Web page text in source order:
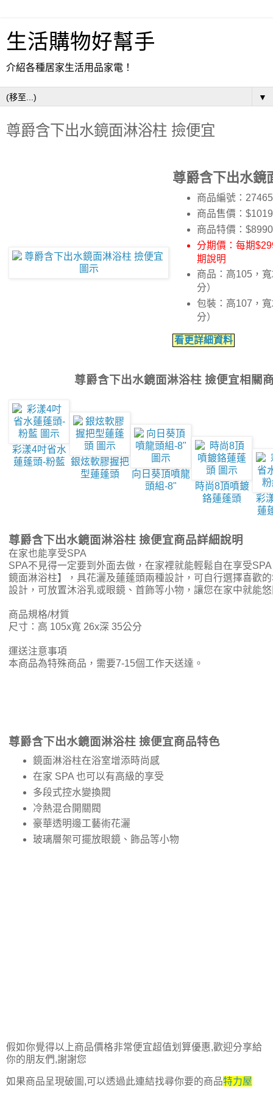
生活購物好幫手
介紹各種居家生活用品家電！
▼
尊爵含下出水鏡面淋浴柱 撿便宜
尊爵含下出水鏡
商品編號：
商品售價：
商品特價： $8990
分期價：每期
期說明
商品：高105，
分）
包裝：高107，
分）
看更詳細資料
尊爵含下出水鏡面淋浴柱 撿便宜相關
彩漾4吋省水
蓮蓬頭-粉藍 銀炫軟膠握把
型蓮蓬頭
向日葵頂噴龍
頭組-8"
時尚8頂噴鍍
鉻蓮蓬頭
彩
蓮
尊爵含下出水鏡面淋浴柱 撿便宜商品詳細說明
在家也能享受SPA
SPA不見得一定要到外面去做，在家裡就能輕鬆自在享受
鏡面淋浴柱】，具花灑及蓮蓬頭兩種設計，可自行選擇喜歡
設計，可放置沐浴乳或眼鏡、首飾等小物，讓您在家中就能
商品規格/材質
尺寸：高 105x寬 26x深 35公分
運送注意事項
本商品為特殊商品，需要7-15個工作天送達。
尊爵含下出水鏡面淋浴柱 撿便宜商品特色
鏡面淋浴柱在浴室增添時尚感
在家 SPA 也可以有高級的享受
多段式控水變換閥
冷熱混合開關閥
豪華透明邊工藝術花灑
玻璃層架可擺放眼鏡、飾品等小物
假如你覺得以上商品價格非常便宜超值划算優惠,歡迎分享給
你的朋友們,謝謝您
如果商品呈現破圖,可以透過此連結找尋你要的商品特力屋